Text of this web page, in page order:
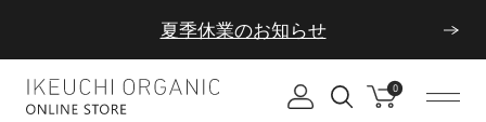
夏季休業のお知らせ
0